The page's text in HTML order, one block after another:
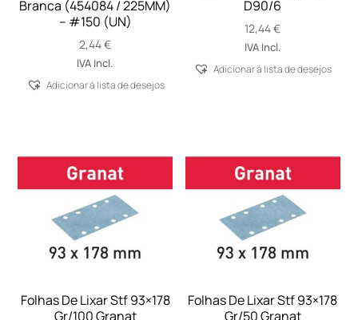
Branca (454084 / 225MM)
– #150 (UN)
2,44€
IVA Incl.
Adicionar á lista de desejos
D90/6
12,44€
IVA Incl.
Adicionar á lista de desejos
Folhas De Lixar Stf 93×178
Gr/100 Granat
Folhas De Lixar Stf 93×178
Gr/50 Granat